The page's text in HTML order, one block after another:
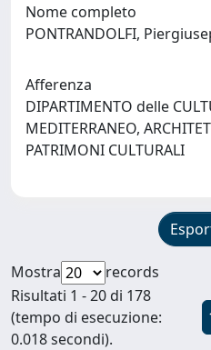
Nome completo
PONTRANDOLFI,
Afferenza
DIPARTIMENTO delle
MEDITERRANEO,
PATRIMONI CULTURALI
Mostra
records
Risultati 1 - 20 di 178
(tempo di esecuzione:
0.018 secondi).